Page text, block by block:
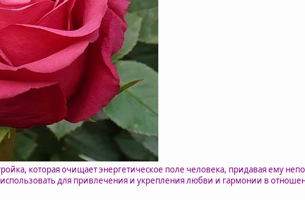
которая очищает энергетическое поле человека, придавая ему
для привлечения и укрепления любви и гармонии в